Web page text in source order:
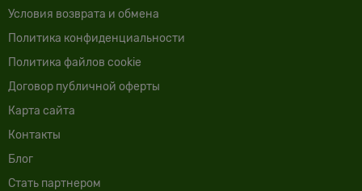
Условия возврата и обмена
Политика конфиденциальности
Политика файлов cookie
Договор публичной оферты
Карта сайта
Контакты
Блог
Cтать партнером